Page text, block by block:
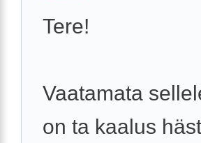
Tere!
Vaatamata
on ta kaalus